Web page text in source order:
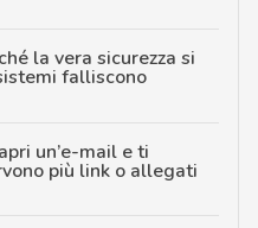
la vera sicurezza si
falliscono
un’e-mail e ti
più link o allegati